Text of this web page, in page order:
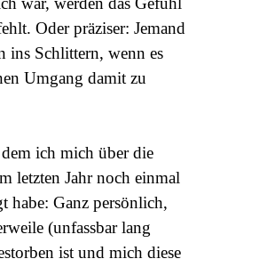
Oder präziser: Jemand
ins Schlittern, wenn es
Umgang damit zu
ich mich über die
letzten Jahr noch einmal
habe: Ganz persönlich,
(unfassbar lang
ist und mich diese